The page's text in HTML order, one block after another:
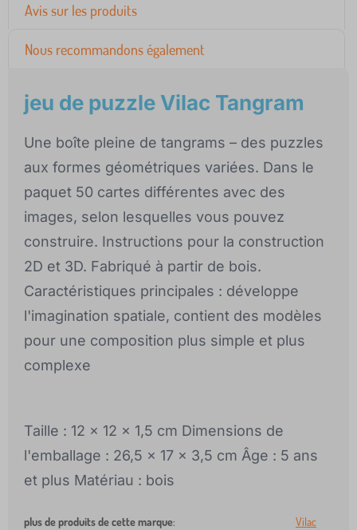
Avis sur les produits
Nous recommandons également
jeu de puzzle Vilac Tangram
Une boîte pleine de tangrams – des puzzles
aux formes géométriques variées. Dans le
paquet 50 cartes différentes avec des
images, selon lesquelles vous pouvez
construire. Instructions pour la construction
2D et 3D. Fabriqué à partir de bois.
Caractéristiques principales : développe
l'imagination spatiale, contient des modèles
pour une composition plus simple et plus
complexe
Taille : 12 x 12 x 1,5 cm Dimensions de
l'emballage : 26,5 x 17 x 3,5 cm Âge : 5 ans
et plus Matériau : bois
plus de produits de cette marque: Vilac